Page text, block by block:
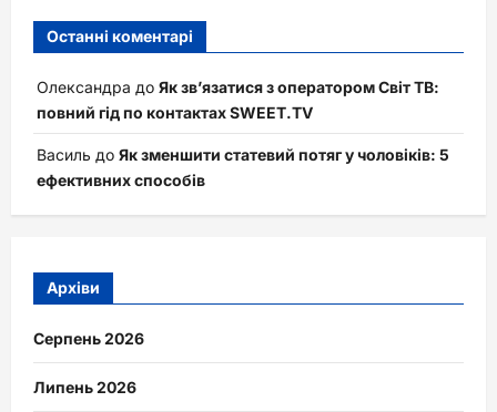
Останні коментарі
Олександра до Як зв’язатися з оператором Світ ТВ:
повний гід по контактах SWEET.TV
Василь до Як зменшити статевий потяг у чоловіків: 5
ефективних способів
Архіви
Серпень 2026
Липень 2026